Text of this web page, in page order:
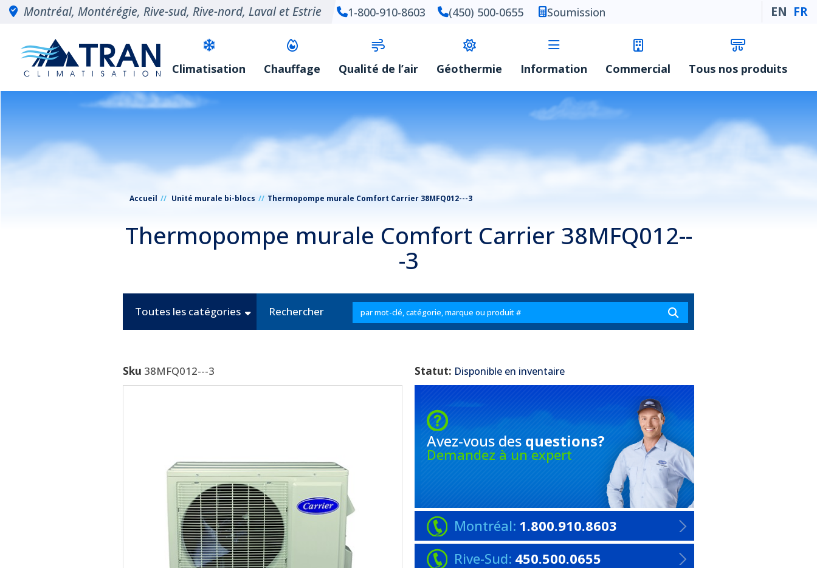
Montréal, Montérégie, Rive-sud, Rive-nord, Laval et Estrie 1-800-910-8603 (450) 500-0655 Soumission EN FR
Climatisation Chauffage Qualité de l’air Géothermie Information Commercial Tous nos produits
Accueil Unité murale bi-blocs Thermopompe murale Comfort Carrier 38MFQ012---3
Thermopompe murale Comfort Carrier 38MFQ012--
-3
Toutes les catégories Rechercher
Sku 38MFQ012---3 Statut: Disponible en inventaire
Avez-vous des questions?
Demandez à un expert
Montréal: 1.800.910.8603
Rive-Sud: 450.500.0655